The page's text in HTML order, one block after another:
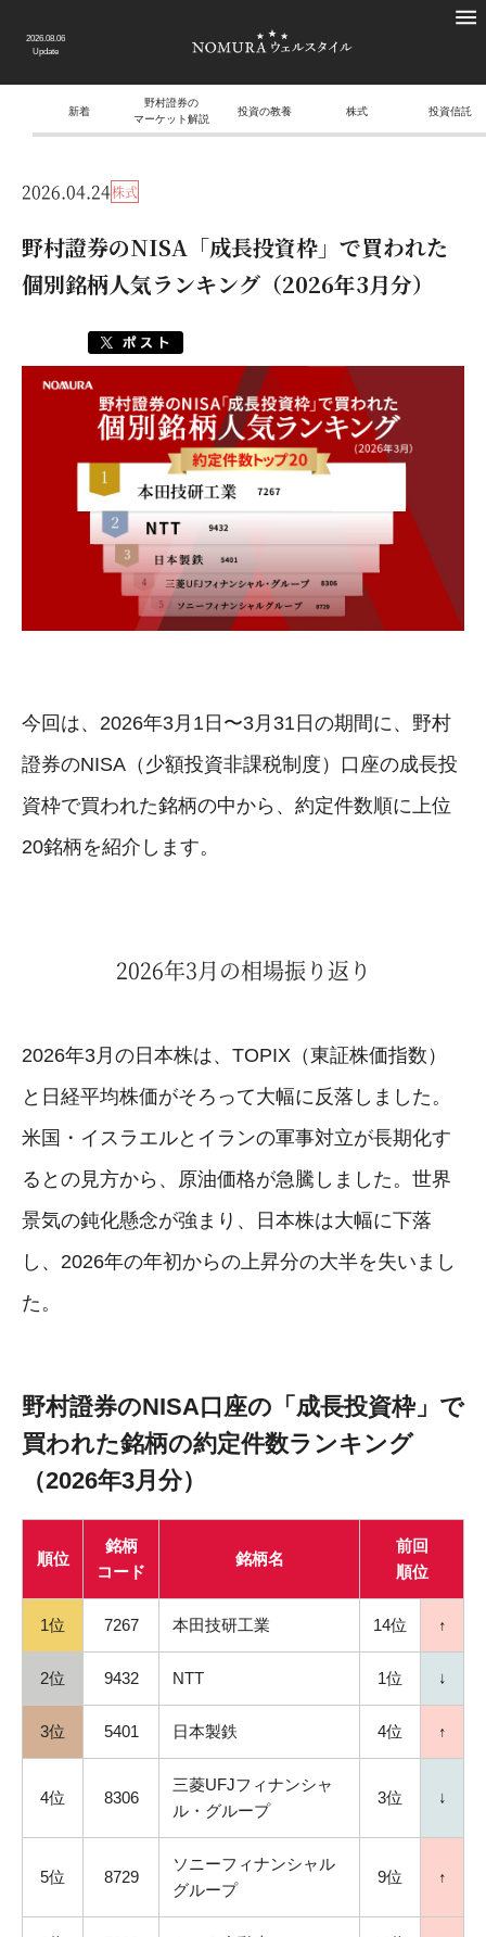
2026.08.06
Update
新着
野村證券の
マーケット解説
投資の教養 株式 投資信託
2026.04.24株式
野村證券のNISA「成長投資枠」で買われた
個別銘柄人気ランキング（2026年3月分）
今回は、2026年3月1日〜3月31日の期間に、野村
證券のNISA（少額投資非課税制度）口座の成長投
資枠で買われた銘柄の中から、約定件数順に上位
20銘柄を紹介します。
2026年3月の相場振り返り
2026年3月の日本株は、TOPIX（東証株価指数）
と日経平均株価がそろって大幅に反落しました。
米国・イスラエルとイランの軍事対立が長期化す
るとの見方から、原油価格が急騰しました。世界
景気の鈍化懸念が強まり、日本株は大幅に下落
し、2026年の年初からの上昇分の大半を失いまし
た。
野村證券のNISA口座の「成長投資枠」で
買われた銘柄の約定件数ランキング
（2026年3月分）
順位
銘柄
コード
銘柄名
前回
順位
1位 7267 本田技研工業 14位 ↑
2位 9432 NTT 1位 ↓
3位 5401 日本製鉄 4位 ↑
4位 8306
三菱UFJフィナンシャ
ル・グループ
3位 ↓
5位 8729
ソニーフィナンシャル
グループ
9位 ↑